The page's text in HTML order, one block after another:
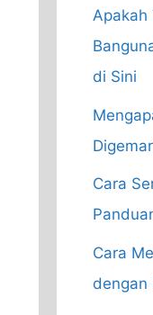
Apakah
di Sini
Cara
Cara
dengan